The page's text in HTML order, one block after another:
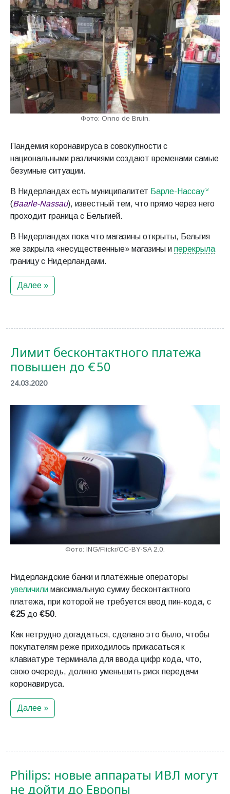
Фото: Onno de Bruin.
Пандемия коронавируса в совокупности с
национальными различиями создают временами самые
безумные ситуации.
В Нидерландах есть муниципалитет Барле-Нассау
(Baarle-Nassau), известный тем, что прямо через него
проходит граница с Бельгией.
В Нидерландах пока что магазины открыты, Бельгия
же закрыла «несущественные» магазины и перекрыла
границу с Нидерландами.
Далее »
Лимит бесконтактного платежа
повышен до € 50
24.03.2020
Фото: ING/Flickr/CC-BY-SA 2.0.
Нидерландские банки и платёжные операторы
увеличили максимальную сумму бесконтактного
платежа, при которой не требуется ввод пин-кода, с
€ 25 до € 50.
Как нетрудно догадаться, сделано это было, чтобы
покупателям реже приходилось прикасаться к
клавиатуре терминала для ввода цифр кода, что,
свою очередь, должно уменьшить риск передачи
коронавируса.
Далее »
Philips: новые аппараты ИВЛ могут
не дойти до Европы